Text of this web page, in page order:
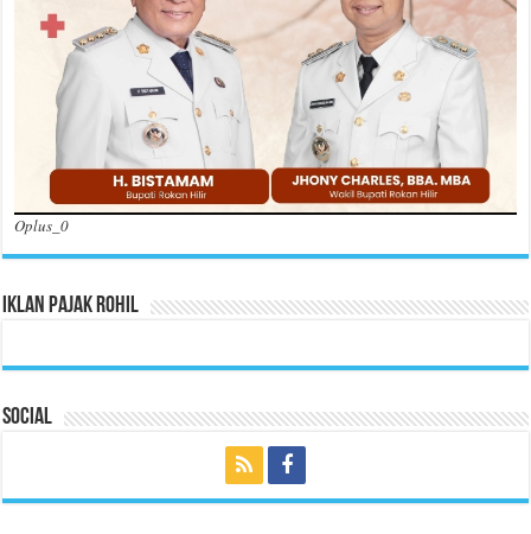
Oplus_0
Iklan Pajak Rohil
Social